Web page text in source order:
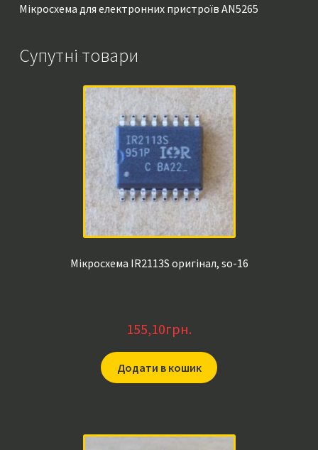
Мікросхема для електронних пристроїв AN5265
Супутні товари
Мікросхема IR2113S оригінал, so-16
155,10грн.
Додати в кошик